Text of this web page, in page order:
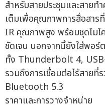
สำหรับสายประชุมและสาย
เต็มเพื่อคุณภาพการสื่อสา
IR คุณภาพสูง พร้อมชุดไมโ
ชัดเจน นอกจากนี้ยังใส่พอร์
ทั้ง Thunderbolt 4,
รวมถึงการเชื่อมต่อไร้สายที่
Bluetooth 5.3
ราคาและการวางจำหน่าย